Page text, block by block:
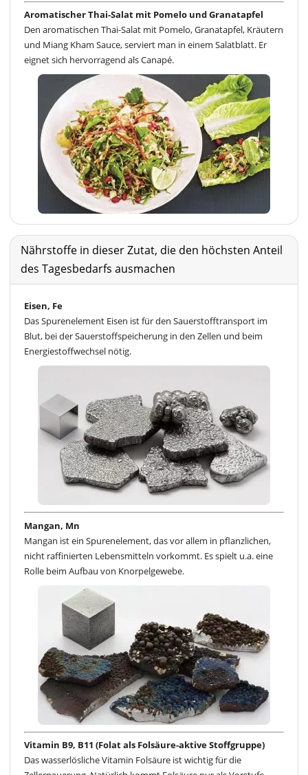
Aromatischer Thai-Salat mit Pomelo und Granatapfel
Den aromatischen Thai-Salat mit Pomelo, Granatapfel, Kräutern
und Miang Kham Sauce, serviert man in einem Salatblatt. Er
eignet sich hervorragend als Canapé.
Nährstoffe in dieser Zutat, die den höchsten Anteil
des Tagesbedarfs ausmachen
Eisen, Fe
Das Spurenelement Eisen ist für den Sauerstofftransport im
Blut, bei der Sauerstoffspeicherung in den Zellen und beim
Energiestoffwechsel nötig.
Mangan, Mn
Mangan ist ein Spurenelement, das vor allem in pflanzlichen,
nicht raffinierten Lebensmitteln vorkommt. Es spielt u.a. eine
Rolle beim Aufbau von Knorpelgewebe.
Vitamin B9, B11 (Folat als Folsäure-aktive Stoffgruppe)
Das wasserlösliche Vitamin Folsäure ist wichtig für die